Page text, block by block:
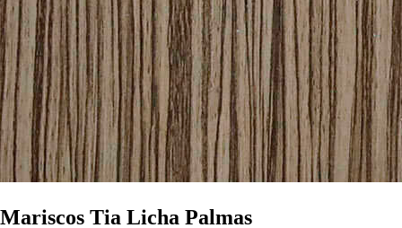
Mariscos Tia Licha Palmas